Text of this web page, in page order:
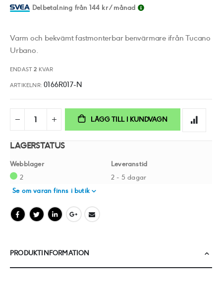
Delbetalning från 144 kr/ månad
Varm och bekvämt fastmonterbar benvärmare ifrån Tucano
Urbano.
ENDAST2 KVAR
ARTIKELNR 0166R017-N
LÄGG TILL I KUNDVAGN
LAGERSTATUS
Webblager
Leveranstid
2
2 - 5 dagar
Se om varan finns i butik
PRODUKTINFORMATION